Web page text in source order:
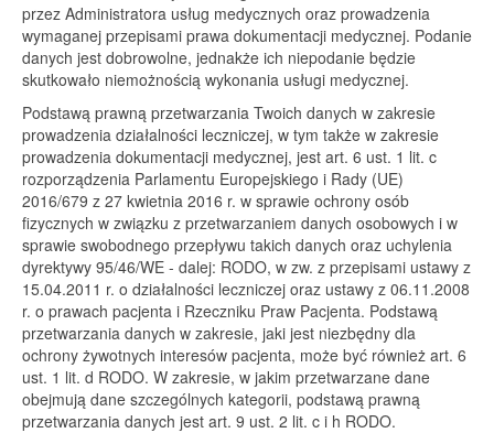
przez Administratora usług medycznych oraz prowadzenia
wymaganej przepisami prawa dokumentacji medycznej. Podanie
danych jest dobrowolne, jednakże ich niepodanie będzie
skutkowało niemożnością wykonania usługi medycznej.
Podstawą prawną przetwarzania Twoich danych w zakresie
prowadzenia działalności leczniczej, w tym także w zakresie
prowadzenia dokumentacji medycznej, jest art. 6 ust. 1 lit. c
rozporządzenia Parlamentu Europejskiego i Rady (UE)
2016/679 z 27 kwietnia 2016 r. w sprawie ochrony osób
fizycznych w związku z przetwarzaniem danych osobowych i w
sprawie swobodnego przepływu takich danych oraz uchylenia
dyrektywy 95/46/WE - dalej: RODO, w zw. z przepisami ustawy z
15.04.2011 r. o działalności leczniczej oraz ustawy z 06.11.2008
r. o prawach pacjenta i Rzeczniku Praw Pacjenta. Podstawą
przetwarzania danych w zakresie, jaki jest niezbędny dla
ochrony żywotnych interesów pacjenta, może być również art. 6
ust. 1 lit. d RODO. W zakresie, w jakim przetwarzane dane
obejmują dane szczególnych kategorii, podstawą prawną
przetwarzania danych jest art. 9 ust. 2 lit. c i h RODO.